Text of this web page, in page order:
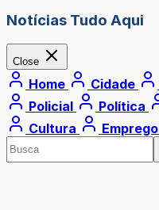
Notícias Tudo Aqui
Close
Home Cidade
Policial
Política
Cultura
Emprego